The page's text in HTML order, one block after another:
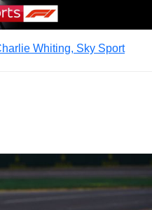
Whiting, Sky Sport